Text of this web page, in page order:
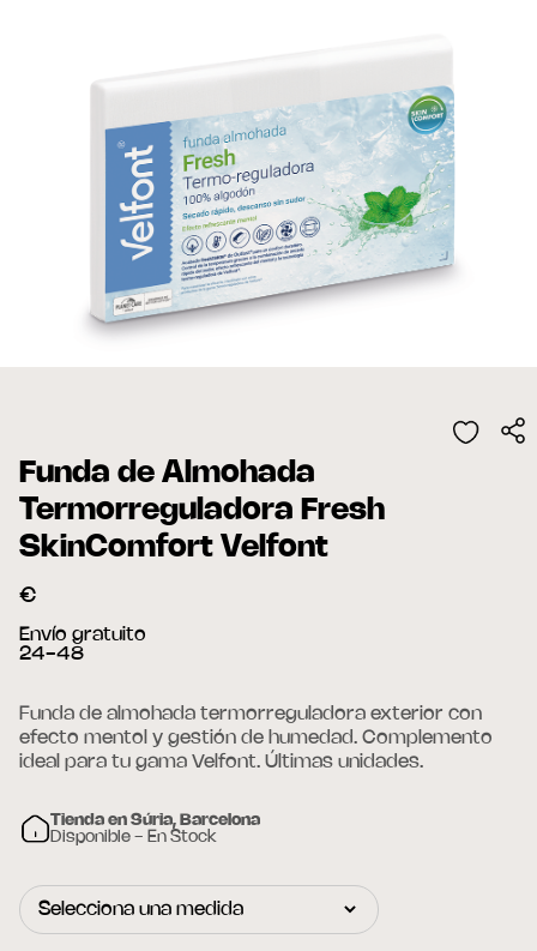
Funda de Almohada
Termorreguladora Fresh
SkinComfort Velfont
€
Envío gratuito
24-48
Funda de almohada termorreguladora exterior con
efecto mentol y gestión de humedad. Complemento
ideal para tu gama Velfont. Últimas unidades.
Tienda en Súria, Barcelona
Disponible - En Stock